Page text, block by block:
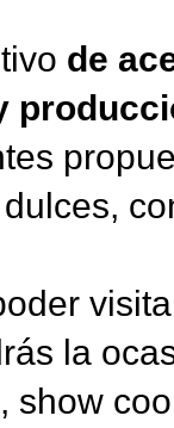
de
la
show